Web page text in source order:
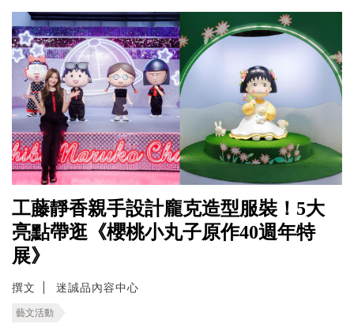
工藤靜香親手設計龐克造型服裝！5大
亮點帶逛《櫻桃小丸子原作40週年特
展》
撰文 迷誠品內容中心
藝文活動